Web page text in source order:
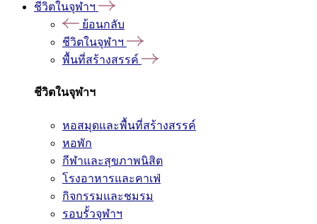
ชีวิตในจุฬาฯ
ย้อนกลับ
ชีวิตในจุฬาฯ
พื้นที่สร้างสรรค์
ชีวิตในจุฬาฯ
หอสมุดและพื้นที่สร้างสรรค์
หอพัก
กีฬาและสุขภาพนิสิต
โรงอาหารและคาเฟ่
กิจกรรมและชมรม
รอบรั้วจุฬาฯ